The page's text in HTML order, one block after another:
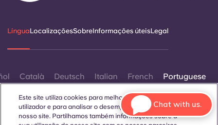
LínguaLocalizaçõesSobreInformações úteisLegal
Català Deutsch Italian French Portuguese
Este site utiliza cookies para melhorar a experiência do
utilizador e para analisar o desempenho e o tráfego no
nosso site. Partilhamos também informações sobre a
Chat with us.